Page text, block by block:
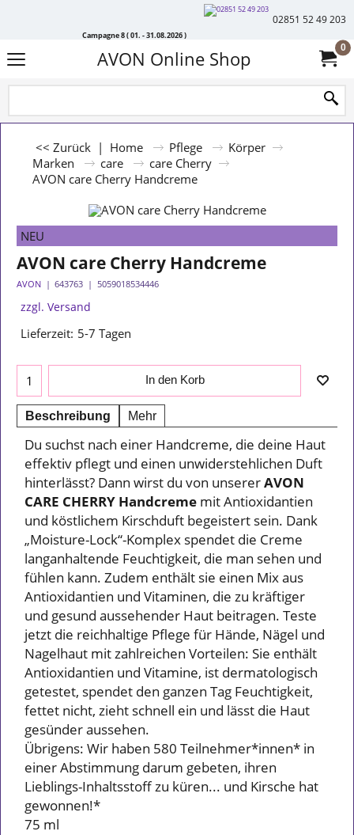
Campagne 8 ( 01. - 31.08.2026 )
02851 52 49 203
AVON Online Shop 0
<< Zurück | Home Pflege
Körper
Marken
care
care Cherry
AVON care Cherry Handcreme
NEU
AVON care Cherry Handcreme
AVON 643763 5059018534446
zzgl. Versand
Lieferzeit: 5-7 Tagen
In den Korb
Beschreibung Mehr
Du suchst nach einer Handcreme, die deine Haut
effektiv pflegt und einen unwiderstehlichen Duft
hinterlässt? Dann wirst du von unsererAVON
CARE CHERRY Handcreme mit Antioxidantien
und köstlichem Kirschduft begeistert sein. Dank
„Moisture-Lock“-Komplex spendet die Creme
langanhaltende Feuchtigkeit, die man sehen und
fühlen kann. Zudem enthält sie einen Mix aus
Antioxidantien und Vitaminen, die zu kräftiger
und gesund aussehender Haut beitragen. Teste
jetzt die reichhaltige Pflege für Hände, Nägel und
Nagelhaut mit zahlreichen Vorteilen: Sie enthält
Antioxidantien und Vitamine, ist dermatologisch
getestet, spendet den ganzen Tag Feuchtigkeit,
fettet nicht, zieht schnell ein und lässt die Haut
gesünder aussehen.
Übrigens: Wir haben 580 Teilnehmer*innen* in
einer Abstimmung darum gebeten, ihren
Lieblings-Inhaltsstoff zu küren... und Kirsche hat
gewonnen!*
75 ml